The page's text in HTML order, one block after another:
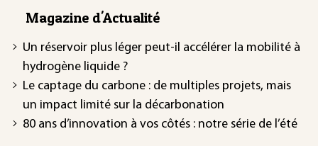
Magazine d'Actualité
Un réservoir plus léger peut-il accélérer la mobilité à
hydrogène liquide ?
Le captage du carbone : de multiples projets, mais
un impact limité sur la décarbonation
80 ans d’innovation à vos côtés : notre série de l’été